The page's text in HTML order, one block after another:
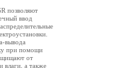
позволяют
ввод
вывода
при помощи
от
влаги, а также